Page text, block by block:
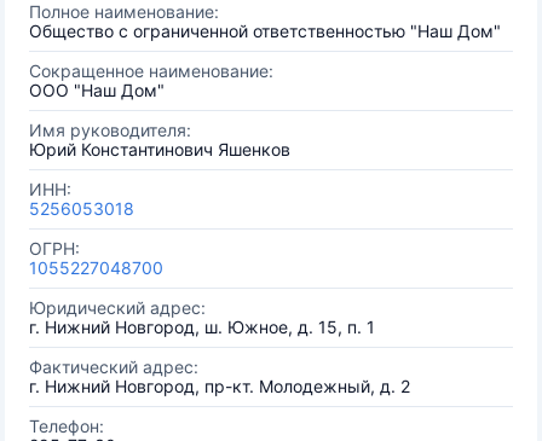
Полное наименование:
Общество с ограниченной ответственностью "Наш Дом"
Сокращенное наименование:
ООО "Наш Дом"
Имя руководителя:
Юрий Константинович Яшенков
ИНН:
5256053018
ОГРН:
1055227048700
Юридический адрес:
г. Нижний Новгород, ш. Южное, д. 15, п. 1
Фактический адрес:
г. Нижний Новгород, пр-кт. Молодежный, д. 2
Телефон: